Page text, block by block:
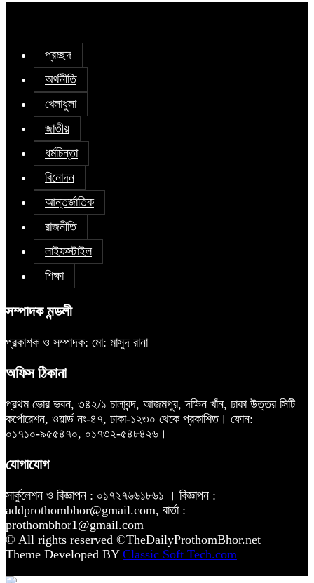
প্রচ্ছদ
অর্থনীতি
খেলাধুলা
জাতীয়
ধর্মচিন্তা
বিনোদন
আন্তর্জাতিক
রাজনীতি
লাইফস্টাইল
শিক্ষা
সম্পাদক মন্ডলী
প্রকাশক ও সম্পাদক: মো: মাসুদ রানা
অফিস ঠিকানা
প্রথম ভোর ভবন, ৩৪২/১ চালাবন্দ, আজমপুর, দক্ষিন খাঁন, ঢাকা উত্তর সিটি
কর্পোরেশন, ওয়ার্ড নং-৪৭, ঢাকা-১২৩০ থেকে প্রকাশিত। ফোন:
০১৭১০-৯৫৫৪৭০, ০১৭৩২-৫৪৮৪২৬।
যোগাযোগ
সার্কুলেশন ও বিজ্ঞাপন : ০১৭২৭৬৬১৮৬১ । বিজ্ঞাপন :
addprothombhor@gmail.com, বার্তা :
prothombhor1@gmail.com
© All rights reserved ©TheDailyProthomBhor.net
Theme Developed BY Classic Soft Tech.com